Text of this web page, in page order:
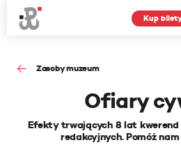
Kup
Zasoby muzeum
Ofiary
Efekty trwających 8 lat
redakcyjnych. Pomóż nam